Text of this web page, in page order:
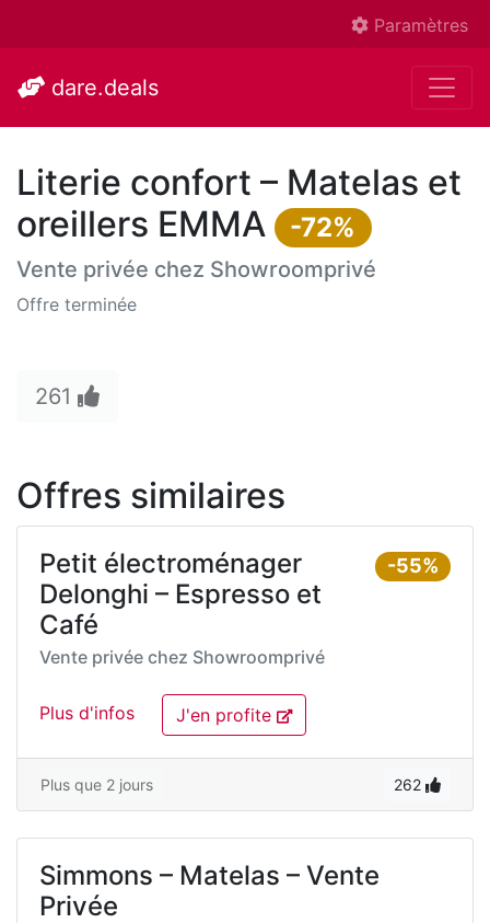
Paramètres
dare.deals
Literie confort – Matelas et
oreillers EMMA
-72%
Vente privée chez Showroomprivé
Offre terminée
261
Offres similaires
-55%
Petit électroménager
Delonghi – Espresso et
Café
Vente privée chez Showroomprivé
Plus d'infos J'en profite
Plus que 2 jours 262
Simmons – Matelas – Vente
Privée